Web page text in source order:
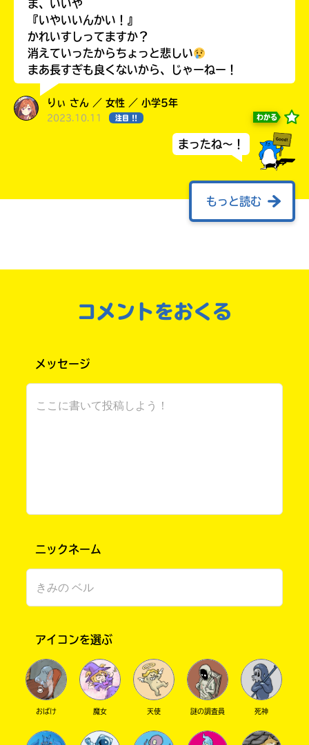
キーワードから探す
オフィシャルアカウント
ま、いいや
『いやいいんかい！』
かれいすしってますか？
消えていったからちょっと悲しい
まあ長すぎも良くないから、じゃーねー！
りぃ さん ／ 女性 ／ 小学5年
2023.10.11 注目 !! わかる
まったね～！
もっと読む
（第2の人格によるとやってみたかったからです
その理由は……風邪！ですわ。
あ、うちの体制が意味わかんないんだけどね、
「風邪気味なので体育見学します」って言った
ら、
「じゃあ保健室行って熱測ってきて」って言わ
それで風邪気味だったら熱普通に高いわけじゃ
「あら、少し高いわね。じゃ、帰りましょ」に
なるわけ！！！！！！！
みたいなことあったの。
コメントをおくる
メッセージ
ニックネーム
アイコンを選ぶ
おばけ 魔女 天使 謎の調査員 死神